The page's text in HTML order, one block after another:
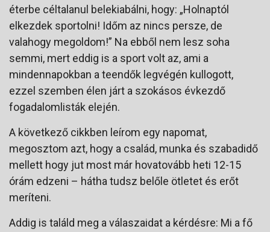
éterbe céltalanul belekiabálni, hogy: „Holnaptól
elkezdek sportolni! Időm az nincs persze, de
valahogy megoldom!” Na ebből nem lesz soha
semmi, mert eddig is a sport volt az, ami a
mindennapokban a teendők legvégén kullogott,
ezzel szemben élen járt a szokásos évkezdő
fogadalomlisták elején.
A következő cikkben leírom egy napomat,
megosztom azt, hogy a család, munka és szabadidő
mellett hogy jut most már hovatovább heti 12-15
órám edzeni – hátha tudsz belőle ötletet és erőt
meríteni.
Addig is találd meg a válaszaidat a kérdésre: Mi a fő